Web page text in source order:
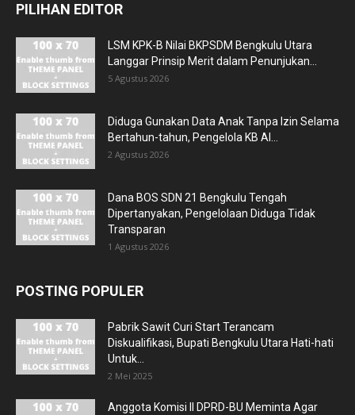
PILIHAN EDITOR
LSM KPK-B Nilai BKPSDM Bengkulu Utara
Langgar Prinsip Merit dalam Penunjukan...
5 Agustus 2026
Diduga Gunakan Data Anak Tanpa Izin Selama
Bertahun-tahun, Pengelola KB Al...
2 Agustus 2026
Dana BOS SDN 21 Bengkulu Tengah
Dipertanyakan, Pengelolaan Diduga Tidak
Transparan
1 Agustus 2026
POSTING POPULER
Pabrik Sawit Curi Start Terancam
Diskualifikasi, Bupati Bengkulu Utara Hati-hati
Untuk...
2 Mei 2025
Anggota Komisi II DPRD-BU Meminta Agar